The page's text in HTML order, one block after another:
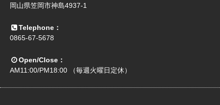
岡山県笠岡市神島4937-1
Telephone：
0865-67-5678
Open/Close：
AM11:00/PM18:00 （毎週火曜日定休）